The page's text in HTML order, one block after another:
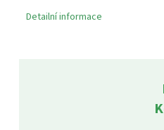
Detailní informace